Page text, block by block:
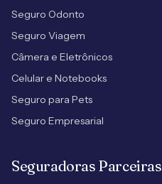
Seguro Odonto
Seguro Viagem
Câmera e Eletrônicos
Celular e Notebooks
Seguro para Pets
Seguro Empresarial
Seguradoras Parceiras